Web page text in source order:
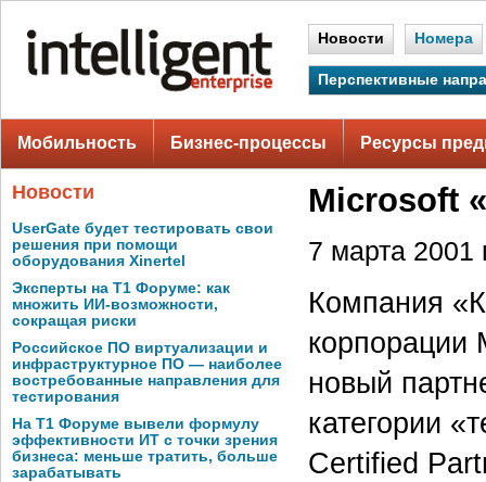
Новости Номера
Перспективные
Мобильность Бизнес-процессы Ресурсы
Новости
UserGate будет тестировать свои
решения при помощи
оборудования Xinertel
Эксперты на Т1 Форуме: как
множить ИИ-возможности,
сокращая риски
Российское ПО виртуализации и
инфраструктурное ПО — наиболее
востребованные направления для
тестирования
На Т1 Форуме вывели формулу
эффективности ИТ с точки зрения
бизнеса: меньше тратить, больше
зарабатывать
Microsoft
7 марта 2001
Компания
корпорации
новый
категории
Certified